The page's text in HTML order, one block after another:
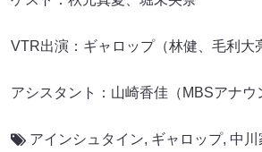
VTR出演：ギャロップ（林健、毛利大
アシスタント：山崎香佳（MBSアナウ
アインシュタイン, ギャロップ, 中川